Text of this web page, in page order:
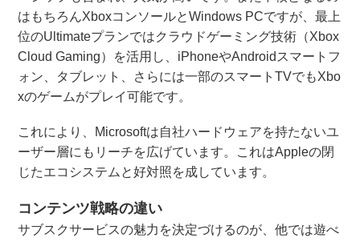
はもちろんXboxコンソールとWindows PCですが、最上
位のUltimateプランではクラウドゲーミング技術（Xbox
Cloud Gaming）を活用し、iPhoneやAndroidスマートフ
ォン、タブレット、さらには一部のスマートTVでもXbo
xのゲームがプレイ可能です。
これにより、Microsoftは自社ハードウェアを持たないユ
ーザー層にもリーチを広げています。これはAppleの閉
じたエコシステムと好対照を成しています。
コンテンツ戦略の違い
サブスクサービスの魅力を決定づけるのが、他では遊べ